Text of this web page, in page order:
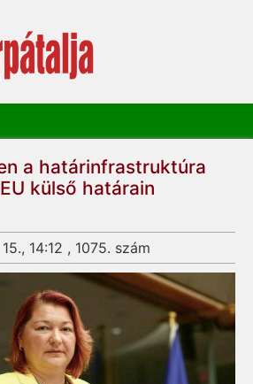
a határinfrastruktúra
külső határain
14:12 , 1075. szám